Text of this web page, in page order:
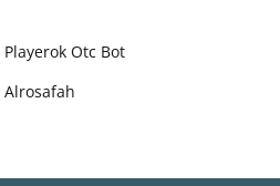
Playerok Otc Bot
Alrosafah